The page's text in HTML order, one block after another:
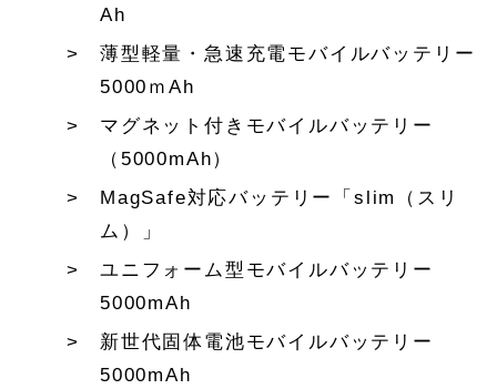
Ah
薄型軽量・急速充電モバイルバッテリー
5000ｍAh
マグネット付きモバイルバッテリー
（5000mAh）
MagSafe対応バッテリー「slim（スリ
ム）」
ユニフォーム型モバイルバッテリー
5000mAh
新世代固体電池モバイルバッテリー
5000mAh